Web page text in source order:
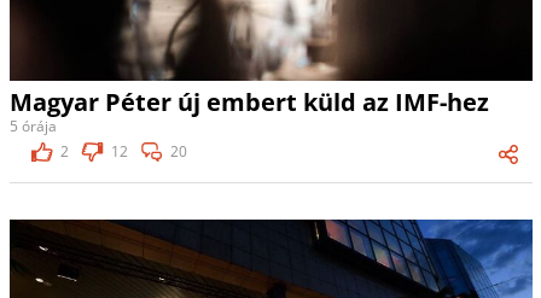
Magyar Péter új embert küld az IMF-hez
5 órája
2
12 20